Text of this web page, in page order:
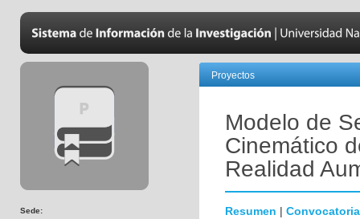
Sede:
Proyectos
Modelo de
Cinemático
Realidad
Resumen | Convocatoria